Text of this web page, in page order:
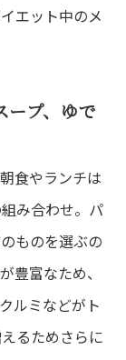
エット中のメ
プ、ゆで
食やランチは
み合わせ。パ
ものを選ぶの
豊富なため、
ルミなどがト
るためさらに